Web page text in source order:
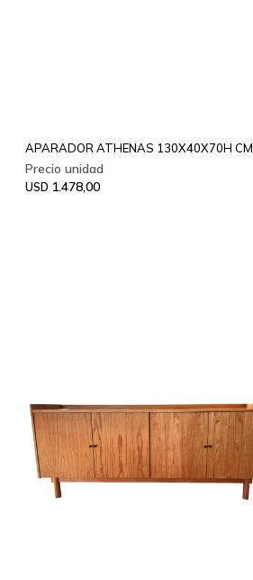
APARADOR ATHENAS 130X40X70H CM
USD 1.478,00